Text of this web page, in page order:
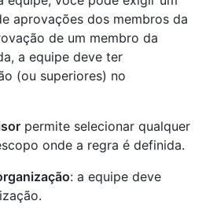
aprovações dos membros da
de um membro da
a equipe deve ter
(ou superiores) no
permite selecionar qualquer
onde a regra é definida.
: a equipe deve